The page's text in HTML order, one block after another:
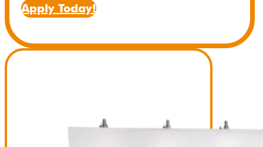
Apply Today!